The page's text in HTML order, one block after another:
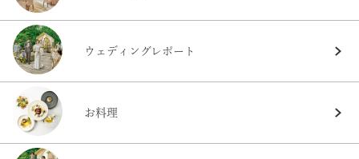
ウェディングレポート
お料理